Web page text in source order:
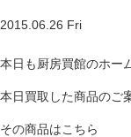
2015.06.26 Fri
本日も厨房買館のホー
本日買取した商品のご
その商品はこちら